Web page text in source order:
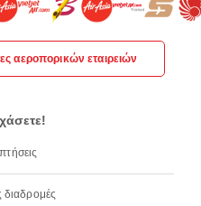
αεροπορικών εταιρειών
διαδρομές